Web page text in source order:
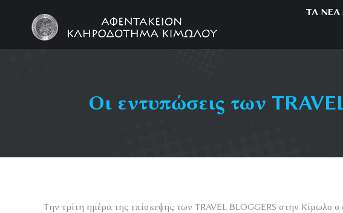
ΤΑ
Οι εντυπώσεις των
Την τρίτη ημέρα της επίσκεψης των TRAVEL BLOGGERS στην